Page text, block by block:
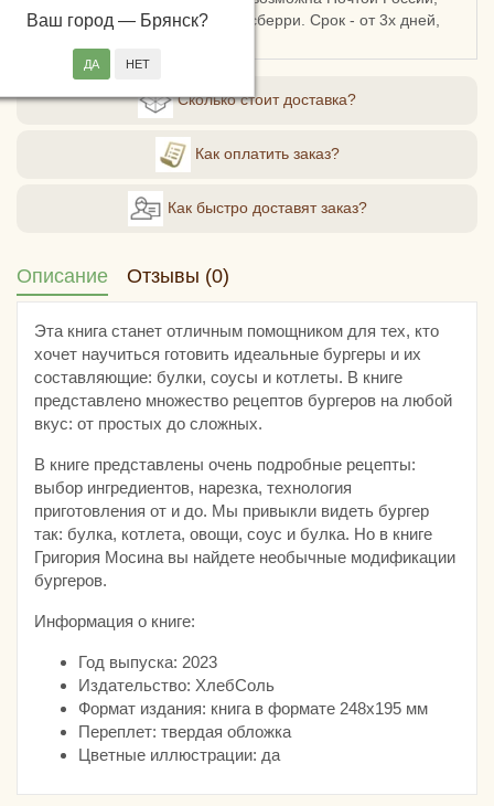
Ваш город — Брянск?
СДЭКом, Пятерочкой или Боксберри. Срок - от 3х дней,
Сколько стоит доставка?
Как оплатить заказ?
Как быстро доставят заказ?
Описание Отзывы (0)
Эта книга станет отличным помощником для тех, кто
хочет научиться готовить идеальные бургеры и их
составляющие: булки, соусы и котлеты. В книге
представлено множество рецептов бургеров на любой
вкус: от простых до сложных.
В книге представлены очень подробные рецепты:
выбор ингредиентов, нарезка, технология
приготовления от и до. Мы привыкли видеть бургер
так: булка, котлета, овощи, соус и булка. Но в книге
Григория Мосина вы найдете необычные модификации
бургеров.
Информация о книге:
Год выпуска: 2023
Издательство: ХлебСоль
Формат издания: книга в формате 248x195 мм
Переплет: твердая обложка
Цветные иллюстрации: да